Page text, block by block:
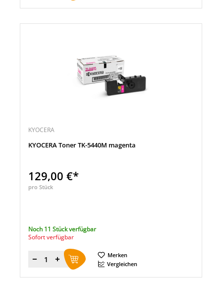
KYOCERA
KYOCERA Toner TK-5440M magenta
129,00 €*
pro Stück
Noch 11 Stück verfügbar
Sofort verfügbar
Menge
Merken
Vergleichen